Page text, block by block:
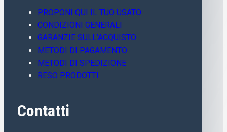
PROPONI QUI IL TUO USATO
CONDIZIONI GENERALI
GARANZIE SULL’ACQUISTO
METODI DI PAGAMENTO
METODI DI SPEDIZIONE
RESO PRODOTTI
Contatti